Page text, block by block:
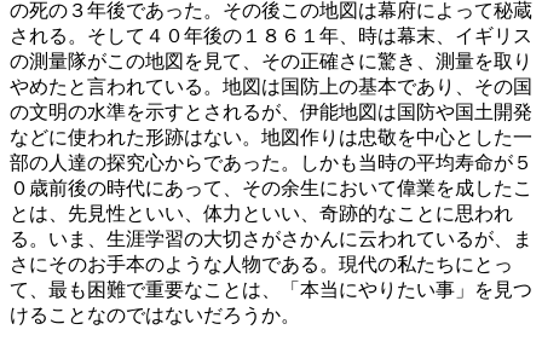
の死の３年後であった。その後この地図は幕府によって秘蔵
される。そして４０年後の１８６１年、時は幕末、イギリス
の測量隊がこの地図を見て、その正確さに驚き、測量を取り
やめたと言われている。地図は国防上の基本であり、その国
の文明の水準を示すとされるが、伊能地図は国防や国土開発
などに使われた形跡はない。地図作りは忠敬を中心とした一
部の人達の探究心からであった。しかも当時の平均寿命が５
０歳前後の時代にあって、その余生において偉業を成したこ
とは、先見性といい、体力といい、奇跡的なことに思われ
る。いま、生涯学習の大切さがさかんに云われているが、ま
さにそのお手本のような人物である。現代の私たちにとっ
て、最も困難で重要なことは、「本当にやりたい事」を見つ
けることなのではないだろうか。